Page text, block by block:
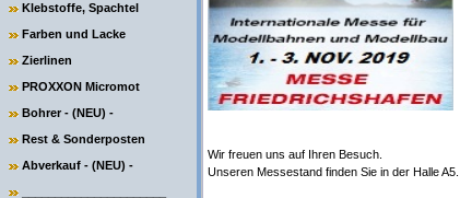
Klebstoffe, Spachtel
Farben und Lacke
Zierlinen
PROXXON Micromot
Bohrer - (NEU) -
Rest & Sonderposten
Abverkauf - (NEU) -
Wir freuen uns auf Ihren Besuch.
Unseren Messestand finden Sie in der Halle A5.